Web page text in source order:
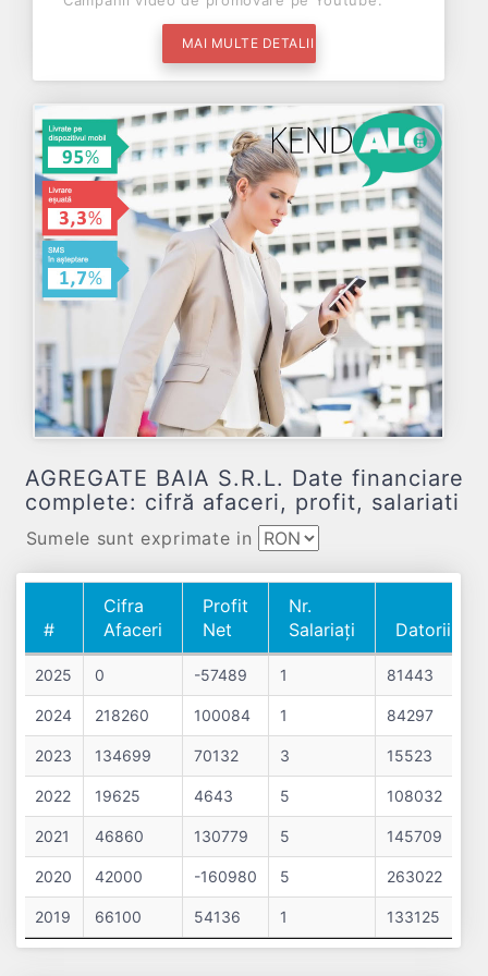
MAI MULTE DETALII
AGREGATE BAIA S.R.L. Date financiare
complete: cifră afaceri, profit, salariati
Sumele sunt exprimate in
#
Cifra
Afaceri
Profit
Net
Nr.
Salariați
Datorii
#
Afaceri
Profit
Net
Salariați
Datorii
2025 0 -57489 1 81443
2024 218260 100084 1 84297
2023 134699 70132 3 15523
2022 19625 4643 5 108032
2021 46860 130779 5 145709
2020 42000 -160980 5 263022
2019 66100 54136 1 133125